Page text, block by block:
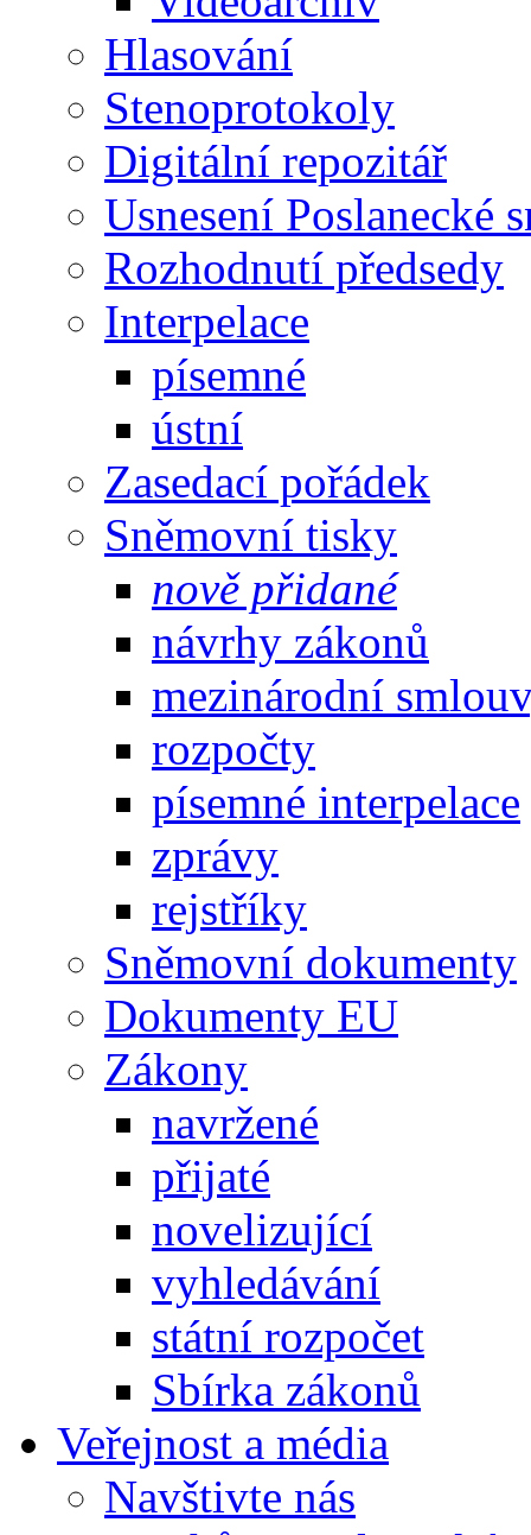
Hlasování
Stenoprotokoly
Digitální repozitář
Usnesení Poslanecké
Rozhodnutí předsedy
Interpelace
písemné
ústní
Zasedací pořádek
Sněmovní tisky
nově přidané
návrhy zákonů
mezinárodní
rozpočty
písemné interpelace
zprávy
rejstříky
Sněmovní dokumenty
Dokumenty EU
Zákony
navržené
přijaté
novelizující
vyhledávání
státní rozpočet
Sbírka zákonů
Veřejnost a média
Navštivte nás